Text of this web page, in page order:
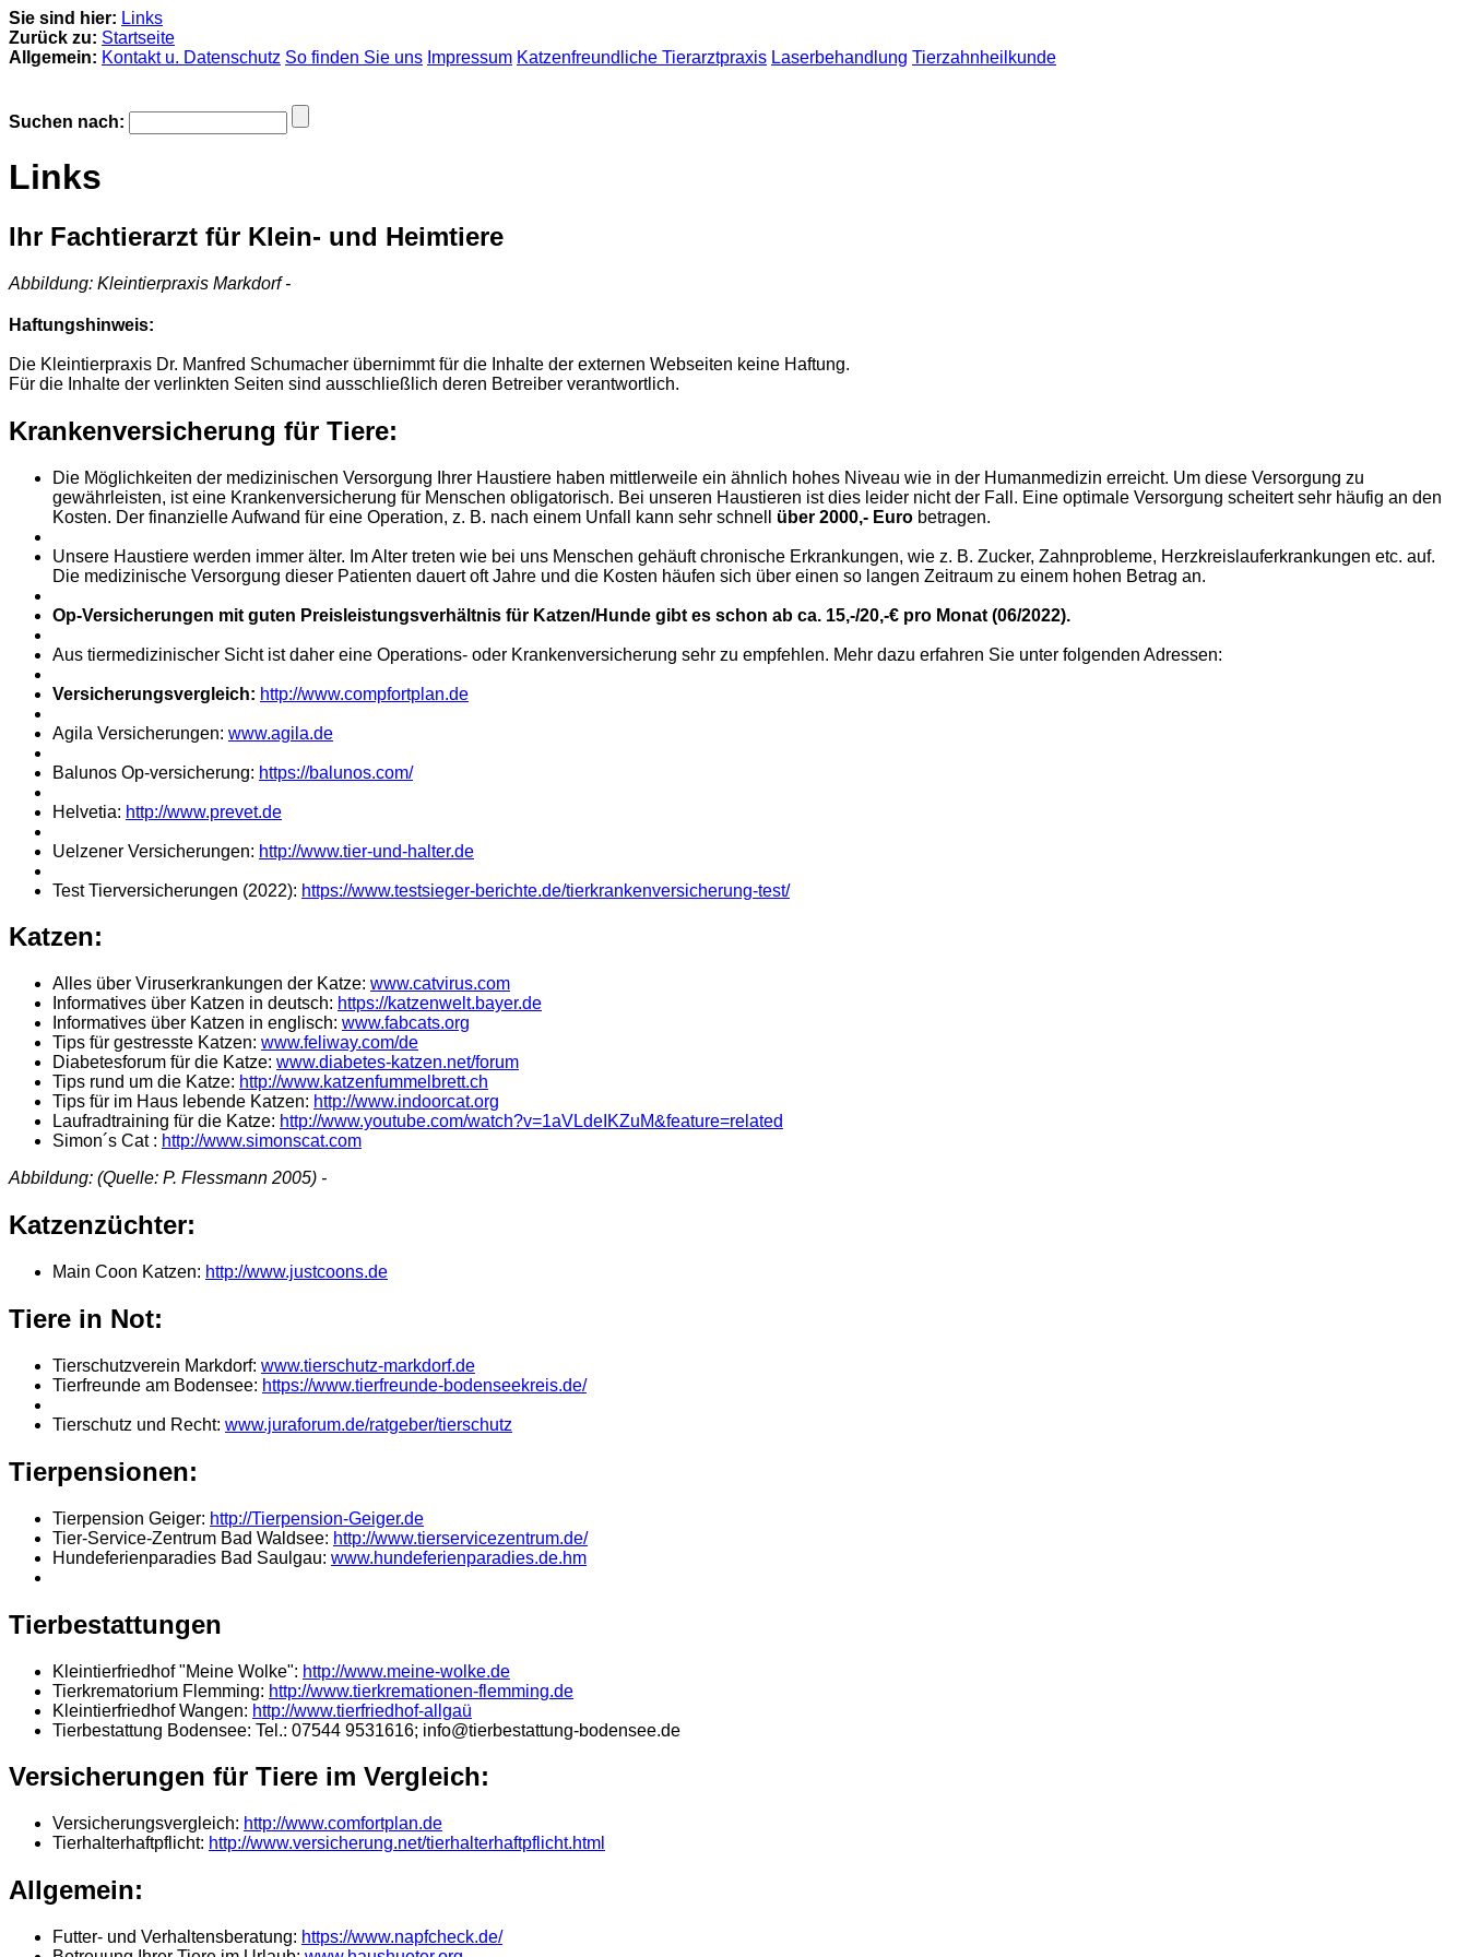
Sie sind hier: Links
Zurück zu: Startseite
Allgemein: Kontakt u. Datenschutz So finden Sie uns Impressum Katzenfreundliche Tierarztpraxis Laserbehandlung Tierzahnheilkunde
Suchen nach:
Links
Ihr Fachtierarzt für Klein- und Heimtiere
Abbildung: Kleintierpraxis Markdorf -
Haftungshinweis:
Die Kleintierpraxis Dr. Manfred Schumacher übernimmt für die Inhalte der externen Webseiten keine Haftung.
Für die Inhalte der verlinkten Seiten sind ausschließlich deren Betreiber verantwortlich.
Krankenversicherung für Tiere:
Die Möglichkeiten der medizinischen Versorgung Ihrer Haustiere haben mittlerweile ein ähnlich hohes Niveau wie in der Humanmedizin erreicht. Um diese Versorgung zu
gewährleisten, ist eine Krankenversicherung für Menschen obligatorisch. Bei unseren Haustieren ist dies leider nicht der Fall. Eine optimale Versorgung scheitert sehr häufig an den
Kosten. Der finanzielle Aufwand für eine Operation, z. B. nach einem Unfall kann sehr schnell über 2000,- Euro betragen.
Unsere Haustiere werden immer älter. Im Alter treten wie bei uns Menschen gehäuft chronische Erkrankungen, wie z. B. Zucker, Zahnprobleme, Herzkreislauferkrankungen etc. auf.
Die medizinische Versorgung dieser Patienten dauert oft Jahre und die Kosten häufen sich über einen so langen Zeitraum zu einem hohen Betrag an.
Op-Versicherungen mit guten Preisleistungsverhältnis für Katzen/Hunde gibt es schon ab ca. 15,-/20,-€ pro Monat (06/2022).
Aus tiermedizinischer Sicht ist daher eine Operations- oder Krankenversicherung sehr zu empfehlen. Mehr dazu erfahren Sie unter folgenden Adressen:
Versicherungsvergleich: http://www.compfortplan.de
Agila Versicherungen: www.agila.de
Balunos Op-versicherung: https://balunos.com/
Helvetia: http://www.prevet.de
Uelzener Versicherungen: http://www.tier-und-halter.de
Test Tierversicherungen (2022): https://www.testsieger-berichte.de/tierkrankenversicherung-test/
Katzen:
Alles über Viruserkrankungen der Katze: www.catvirus.com
Informatives über Katzen in deutsch: https://katzenwelt.bayer.de
Informatives über Katzen in englisch: www.fabcats.org
Tips für gestresste Katzen: www.feliway.com/de
Diabetesforum für die Katze: www.diabetes-katzen.net/forum
Tips rund um die Katze: http://www.katzenfummelbrett.ch
Tips für im Haus lebende Katzen: http://www.indoorcat.org
Laufradtraining für die Katze: http://www.youtube.com/watch?v=1aVLdeIKZuM&feature=related
Simon´s Cat : http://www.simonscat.com
Abbildung: (Quelle: P. Flessmann 2005) -
Katzenzüchter:
Main Coon Katzen: http://www.justcoons.de
Tiere in Not:
Tierschutzverein Markdorf: www.tierschutz-markdorf.de
Tierfreunde am Bodensee: https://www.tierfreunde-bodenseekreis.de/
Tierschutz und Recht: www.juraforum.de/ratgeber/tierschutz
Tierpensionen:
Tierpension Geiger: http://Tierpension-Geiger.de
Tier-Service-Zentrum Bad Waldsee: http://www.tierservicezentrum.de/
Hundeferienparadies Bad Saulgau: www.hundeferienparadies.de.hm
Tierbestattungen
Kleintierfriedhof "Meine Wolke": http://www.meine-wolke.de
Tierkrematorium Flemming: http://www.tierkremationen-flemming.de
Kleintierfriedhof Wangen: http://www.tierfriedhof-allgaü
Tierbestattung Bodensee: Tel.: 07544 9531616; info@tierbestattung-bodensee.de
Versicherungen für Tiere im Vergleich:
Versicherungsvergleich: http://www.comfortplan.de
Tierhalterhaftpflicht: http://www.versicherung.net/tierhalterhaftpflicht.html
Allgemein:
Futter- und Verhaltensberatung: https://www.napfcheck.de/